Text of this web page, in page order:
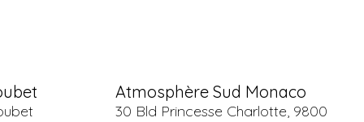
Atmosphère Sud Monaco
30 Bld Princesse Charlotte, 9800